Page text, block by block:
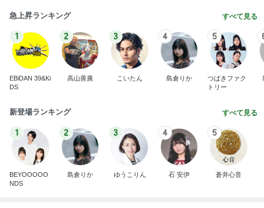
急上昇ランキング すべて見る
1
EBiDAN 39&Ki
DS
2
高山善廣
3
こいたん
4
島倉りか
5
つばきファク
トリー
新登場ランキング すべて見る
1
BEYOOOOO
NDS
2
島倉りか
3
ゆうこりん
4
石 安伊
5
蒼井心音